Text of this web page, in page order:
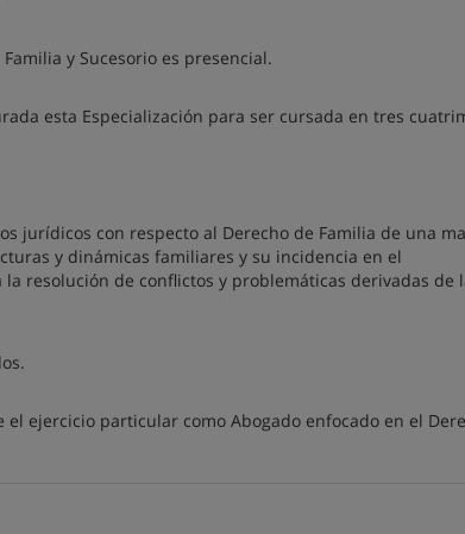
y Sucesorio es presencial.
esta Especialización para ser cursada en tres
jurídicos con respecto al Derecho de Familia de una
y dinámicas familiares y su incidencia en el
resolución de conflictos y problemáticas derivadas de
ejercicio particular como Abogado enfocado en el